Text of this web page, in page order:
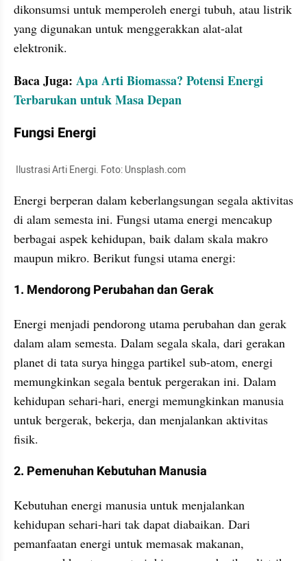
dikonsumsi untuk memperoleh energi tubuh, atau listrik
yang digunakan untuk menggerakkan alat-alat
elektronik.
Baca Juga: Apa Arti Biomassa? Potensi Energi
Terbarukan untuk Masa Depan
Fungsi Energi
Ilustrasi Arti Energi. Foto: Unsplash.com
Energi berperan dalam keberlangsungan segala aktivitas
di alam semesta ini. Fungsi utama energi mencakup
berbagai aspek kehidupan, baik dalam skala makro
maupun mikro. Berikut fungsi utama energi:
1. Mendorong Perubahan dan Gerak
Energi menjadi pendorong utama perubahan dan gerak
dalam alam semesta. Dalam segala skala, dari gerakan
planet di tata surya hingga partikel sub-atom, energi
memungkinkan segala bentuk pergerakan ini. Dalam
kehidupan sehari-hari, energi memungkinkan manusia
untuk bergerak, bekerja, dan menjalankan aktivitas
fisik.
2. Pemenuhan Kebutuhan Manusia
Kebutuhan energi manusia untuk menjalankan
kehidupan sehari-hari tak dapat diabaikan. Dari
pemanfaatan energi untuk memasak makanan,